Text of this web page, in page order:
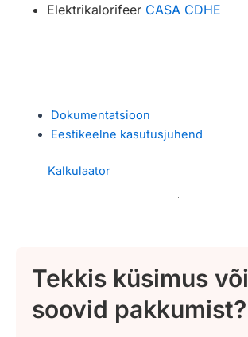
Elektrikalorifeer CASA CDHE
Dokumentatsioon
Eestikeelne kasutusjuhend
Kalkulaator
Tekkis küsimus või
soovid pakkumist?